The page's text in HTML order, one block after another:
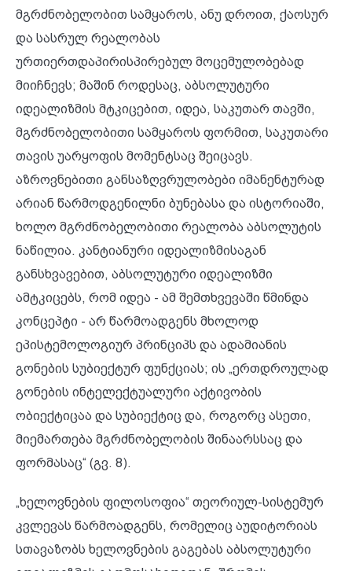
მგრძნობელობით სამყაროს, ანუ დროით, ქაოსურ
და სასრულ რეალობას
ურთიერთდაპირისპირებულ მოცემულობებად
მიიჩნევს; მაშინ როდესაც, აბსოლუტური
იდეალიზმის მტკიცებით, იდეა, საკუთარ თავში,
მგრძნობელობითი სამყაროს ფორმით, საკუთარი
თავის უარყოფის მომენტსაც შეიცავს.
აზროვნებითი განსაზღვრულობები იმანენტურად
არიან წარმოდგენილნი ბუნებასა და ისტორიაში,
ხოლო მგრძნობელობითი რეალობა აბსოლუტის
ნაწილია. კანტიანური იდეალიზმისაგან
განსხვავებით, აბსოლუტური იდეალიზმი
ამტკიცებს, რომ იდეა - ამ შემთხვევაში წმინდა
კონცეპტი - არ წარმოადგენს მხოლოდ
ეპისტემოლოგიურ პრინციპს და ადამიანის
გონების სუბიექტურ ფუნქციას; ის „ერთდროულად
გონების ინტელექტუალური აქტივობის
ობიექტიცაა და სუბიექტიც და, როგორც ასეთი,
მიემართება მგრძნობელობის შინაარსსაც და
ფორმასაც“ (გვ. 8).
„ხელოვნების ფილოსოფია“ თეორიულ-სისტემურ
კვლევას წარმოადგენს, რომელიც აუდიტორიას
სთავაზობს ხელოვნების გაგებას აბსოლუტური